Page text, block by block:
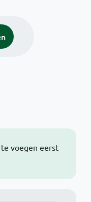
voegen eerst